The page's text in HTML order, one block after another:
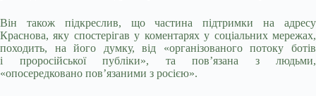
Він також підкреслив, що частина підтримки на адресу
Краснова, яку спостерігав у коментарях у соціальних мережах,
походить, на його думку, від «організованого потоку ботів
і проросійської публіки», та пов’язана з людьми,
«опосередковано пов’язаними з росією».